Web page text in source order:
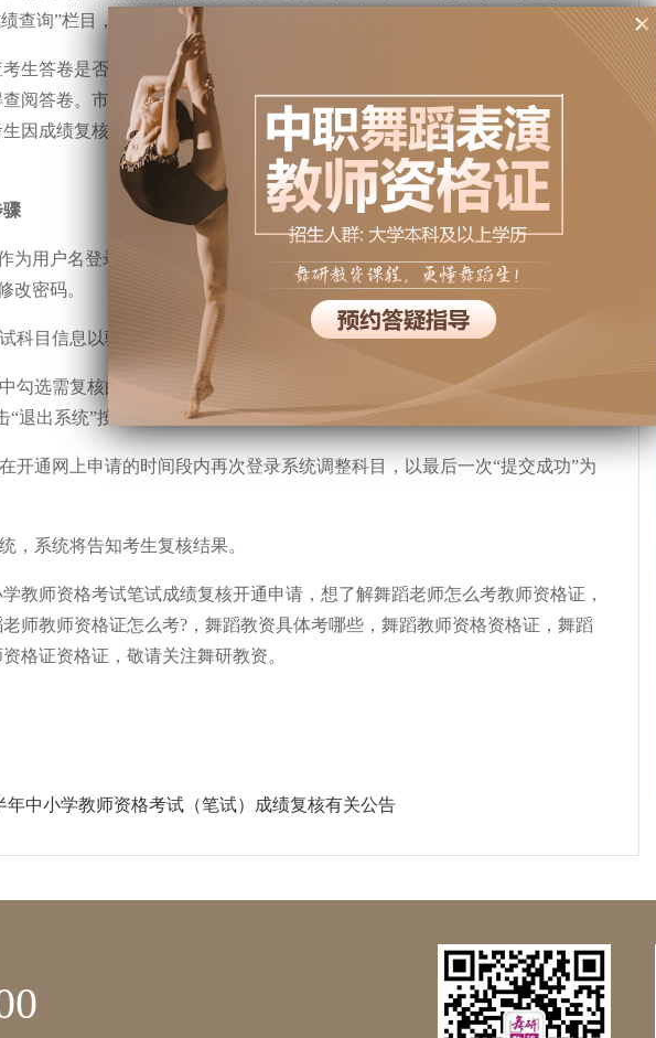
查询”栏目，查询成绩复核结果。
生答卷是否有漏评、加分错、登分错，不重新评阅答卷;复核结果只向考生
阅答卷。市教育考试院负责收集复核考生申请信息，教育部教育考试院负责
因成绩复核结果反馈延误了面试报名，教育部教育考试院将给考生开放面试
骤
为用户名登录成绩复核系统，初始密码为网上报名使用的证件号码后六位数
改密码。
科目信息以验证身份。
勾选需复核的科目并填写复核原因后点击“提交申请”，看到红色字体提示“提
“退出系统”按钮退出。
开通网上申请的时间段内再次登录系统调整科目，以最后一次“提交成功”为
，系统将告知考生复核结果。
教师资格考试笔试成绩复核开通申请，想了解舞蹈老师怎么考教师资格证，
师教师资格证怎么考?，舞蹈教资具体考哪些，舞蹈教师资格资格证，舞蹈
格证资格证，敬请关注舞研教资。
年中小学教师资格考试（笔试）成绩复核有关公告